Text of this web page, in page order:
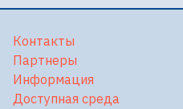
Контакты
Партнеры
Информация
Доступная среда